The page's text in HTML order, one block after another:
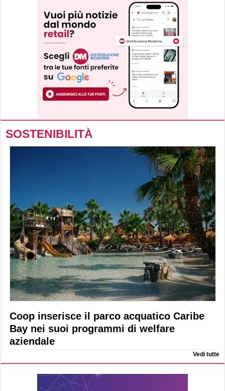
SOSTENIBILITÀ
Coop inserisce il parco acquatico Caribe
Bay nei suoi programmi di welfare
aziendale
Vedi tutte